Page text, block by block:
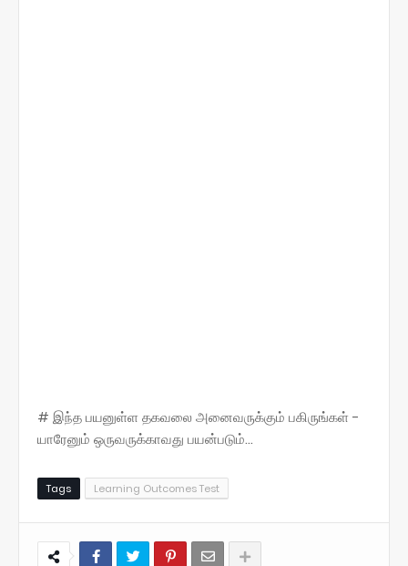
# இந்த பயனுள்ள தகவலை அனைவருக்கும் பகிருங்கள் -
யாரேனும் ஒருவருக்காவது பயன்படும்...
Tags Learning Outcomes Test